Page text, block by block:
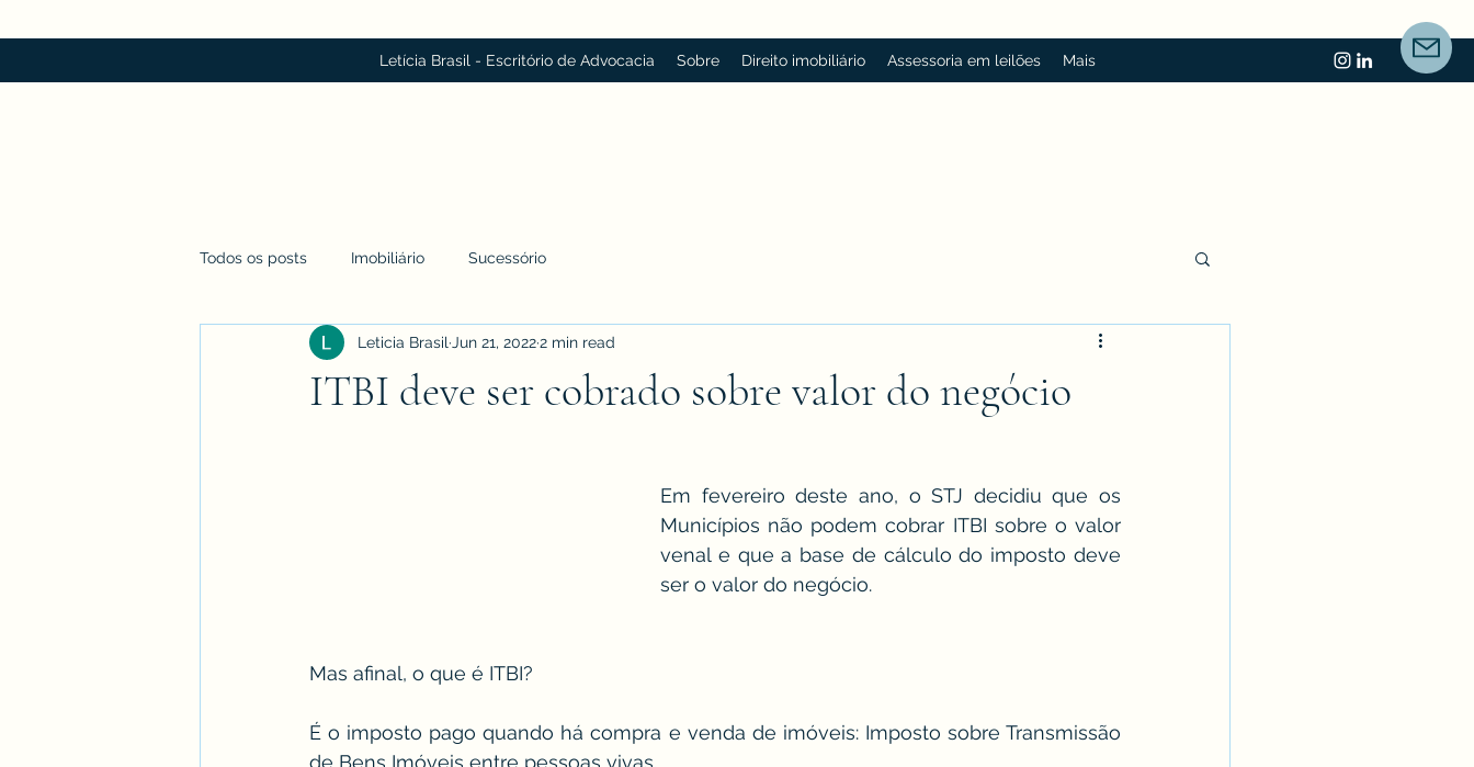
Letícia Brasil - Escritório de Advocacia Sobre Direito imobiliário Assessoria em leilões Mais
Todos os posts Imobiliário Sucessório
ITBI deve ser cobrado sobre valor do negócio
Leticia Brasil Jun 21, 20222 min read
Em fevereiro deste ano, o STJ decidiu que os
Municípios não podem cobrar ITBI sobre o valor
venal e que a base de cálculo do imposto deve
ser o valor do negócio.
Mas afinal, o que é ITBI?
É o imposto pago quando há compra e venda de imóveis: Imposto sobre Transmissão
de Bens Imóveis entre pessoas vivas.